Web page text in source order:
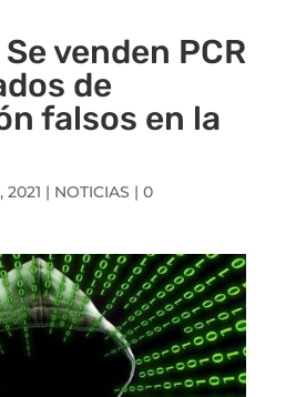
venden PCR
de
falsos en la
2021 | NOTICIAS | 0